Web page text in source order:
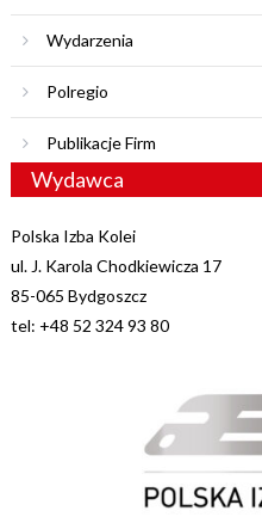
Wydarzenia
Polregio
Publikacje Firm
Wydawca
Polska Izba Kolei
ul. J. Karola Chodkiewicza 17
85-065 Bydgoszcz
tel: +48 52 324 93 80